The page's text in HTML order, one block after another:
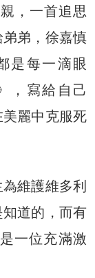
，一首追思
弟，徐嘉慎
是每一滴眼
，寫給自己
麗中克服死
維護維多利
道的，而有
一位充滿激